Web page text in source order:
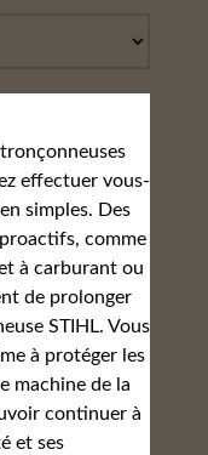
effectuer vous-
simples. Des
comme
à carburant ou
de prolonger
STIHL. Vous
à protéger les
machine de la
continuer à
et ses